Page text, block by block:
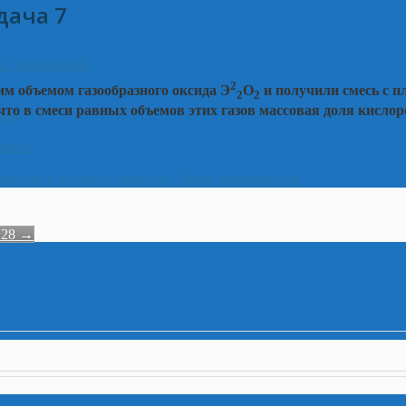
отношений
и сложных веществ. Закон эквивалентов
7
объемом газообразного оксида Э2
2О2 и получили смесь с
в смеси равных объемов этих газов массовая доля
→